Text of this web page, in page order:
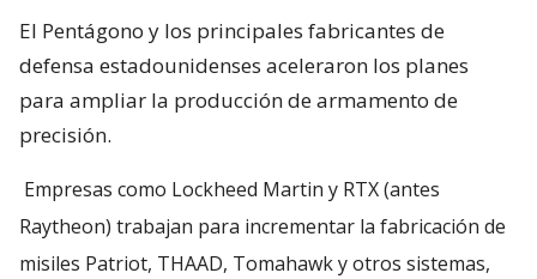
El Pentágono y los principales fabricantes de
defensa estadounidenses aceleraron los planes
para ampliar la producción de armamento de
precisión.
Empresas como Lockheed Martin y RTX (antes
Raytheon) trabajan para incrementar la fabricación de
misiles Patriot, THAAD, Tomahawk y otros sistemas,